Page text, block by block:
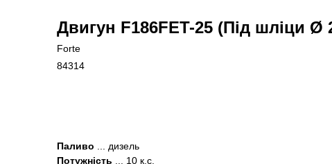
Двигун F186FET-25 (Під шліци Ø
Forte
84314
Паливо ... дизель
Потужність ... 10 к.с.